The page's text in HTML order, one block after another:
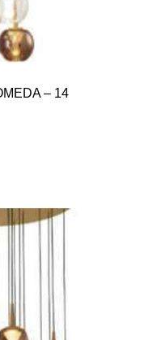
– 14